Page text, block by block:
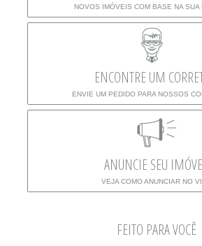
NOVOS IMÓVEIS COM BASE NA SUA
ENCONTRE UM
ENVIE UM PEDIDO PARA NOSSOS
ANUNCIE SEU
VEJA COMO ANUNCIAR NO
FEITO PARA VOCÊ